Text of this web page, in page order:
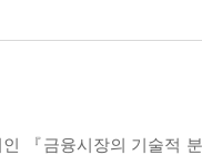
『금융시장의 기술적